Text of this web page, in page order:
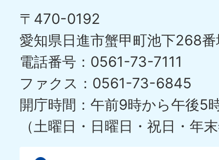
〒470-0192
愛知県日進市蟹甲町池下268
電話番号：0561-73-7111
ファクス：0561-73-6845
開庁時間：午前9時から午後5
（土曜日・日曜日・祝日・年